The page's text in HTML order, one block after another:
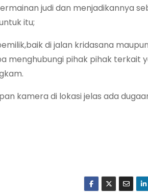
judi dan menjadikannya
itu;
di jalan kridasana
menghubungi pihak pihak terkait
kamera di lokasi jelas ada